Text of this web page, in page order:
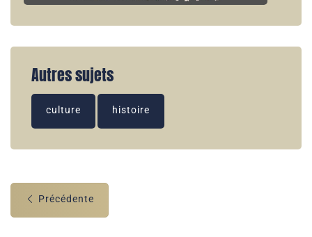
Autres sujets
culture histoire
Précédente